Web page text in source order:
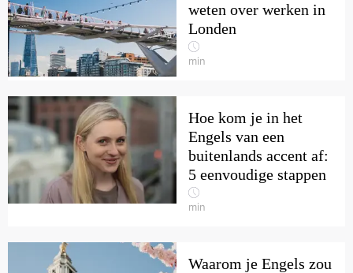
weten over werken in
Londen
min
Hoe kom je in het
Engels van een
buitenlands accent af:
5 eenvoudige stappen
min
Waarom je Engels zou